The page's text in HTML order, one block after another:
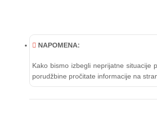
NAPOMENA:
Kako bismo izbegli neprijatne situacije
porudžbine pročitate informacije na